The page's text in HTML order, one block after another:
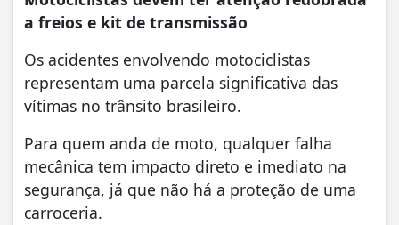
a freios e kit de transmissão
Os acidentes envolvendo motociclistas
representam uma parcela significativa das
vítimas no trânsito brasileiro.
Para quem anda de moto, qualquer falha
mecânica tem impacto direto e imediato na
segurança, já que não há a proteção de uma
carroceria.